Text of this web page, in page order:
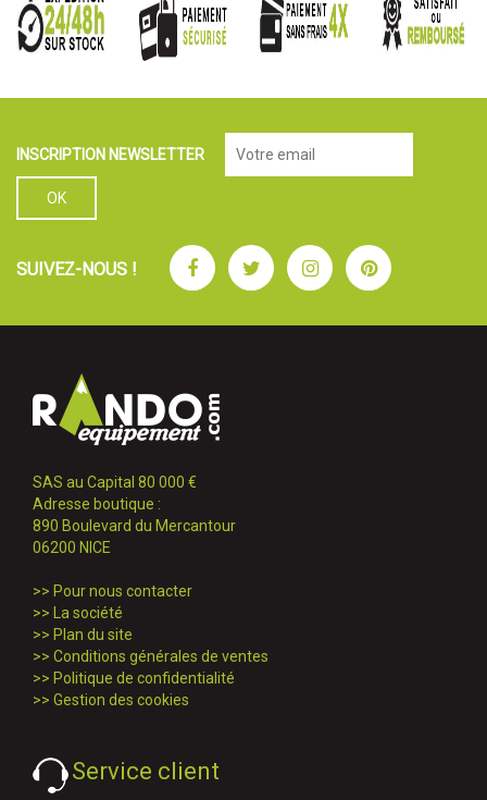
INSCRIPTION NEWSLETTER
SUIVEZ-NOUS ! FacebookTwitterInstagramPinterest
SAS au Capital 80 000 €
Adresse boutique :
890 Boulevard du Mercantour
06200 NICE
>> Pour nous contacter
>>
La société
>> Plan du site
>> Conditions générales de ventes
>> Politique de confidentialité
>> Gestion des cookies
Service client